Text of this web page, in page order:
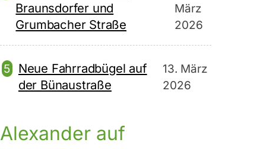
Braunsdorfer und
Grumbacher Straße
März
2026
Neue Fahrradbügel auf
der Bünaustraße
13. März
2026
Alexander auf